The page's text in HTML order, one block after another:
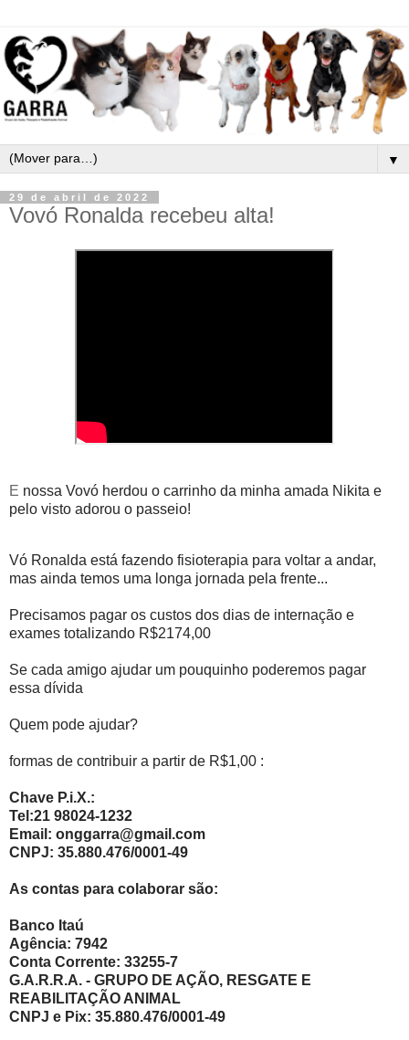
▼
29 de abril de 2022
Vovó Ronalda recebeu alta!
E nossa Vovó herdou o carrinho da minha amada Nikita e
pelo visto adorou o passeio!
Vó Ronalda está fazendo fisioterapia para voltar a andar,
mas ainda temos uma longa jornada pela frente...
Precisamos pagar os custos dos dias de internação e
exames totalizando R$2174,00
Se cada amigo ajudar um pouquinho poderemos pagar
essa dívida
Quem pode ajudar?
formas de contribuir a partir de R$1,00 :
Chave P.i.X.:
Tel:21 98024-1232
Email: onggarra@gmail.com
CNPJ: 35.880.476/0001-49
As contas para colaborar são:
Banco Itaú
Agência: 7942
Conta Corrente: 33255-7
G.A.R.R.A. - GRUPO DE AÇÃO, RESGATE E
REABILITAÇÃO ANIMAL
CNPJ e Pix: 35.880.476/0001-49